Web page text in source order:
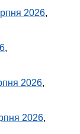
2026,
,
2026,
2026,